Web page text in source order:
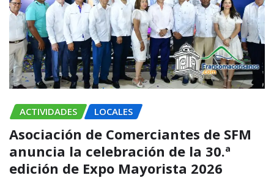
ACTIVIDADES LOCALES
Asociación de Comerciantes de SFM
anuncia la celebración de la 30.ª
edición de Expo Mayorista 2026